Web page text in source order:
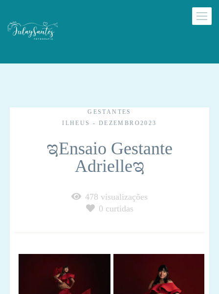
GESTANTES
ILHEUS - DEZEMBRO2023
ಇEnsaio Gestante
Adrielleಇ
478 visualizações
0 curtidas